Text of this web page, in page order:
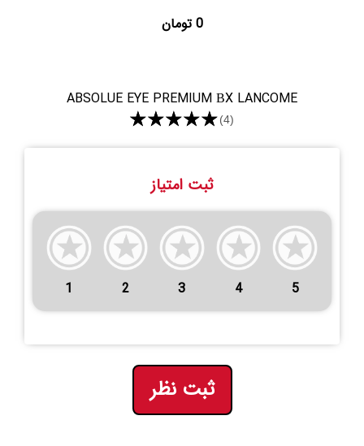
0 تومان
ABSOLUE EYE PREMIUM ΒX LANCOME
★★★★★(4)
ثبت امتیاز
1 2 3 4 5
ثبت نظر